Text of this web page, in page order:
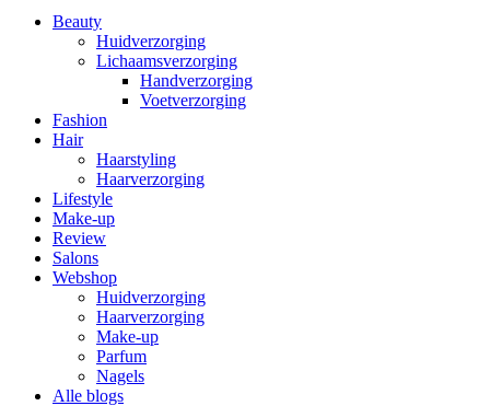
Beauty
Huidverzorging
Lichaamsverzorging
Handverzorging
Voetverzorging
Fashion
Hair
Haarstyling
Haarverzorging
Lifestyle
Make-up
Review
Salons
Webshop
Huidverzorging
Haarverzorging
Make-up
Parfum
Nagels
Alle blogs